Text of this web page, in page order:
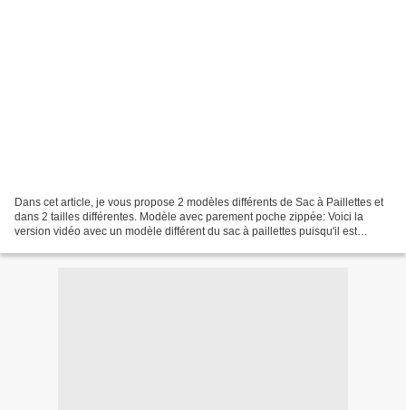
Dans cet article, je vous propose 2 modèles différents de Sac à Paillettes et
dans 2 tailles différentes. Modèle avec parement poche zippée: Voici la
version vidéo avec un modèle différent du sac à paillettes puisqu'il est